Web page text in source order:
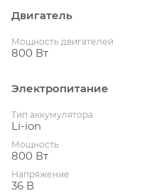
Двигатель
Мощность двигателей
800 Вт
Электропитание
Тип аккумулятора
Li-ion
Мощность
800 Вт
Напряжение
36 В